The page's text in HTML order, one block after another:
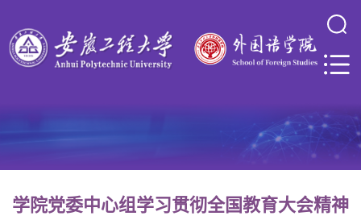
学院党委中心组学习贯彻全国教育大会精神